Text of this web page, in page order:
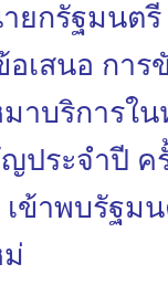
ยกรัฐมนตรี
เสนอ การ
าบริการใ
ระจำปี ค
ข้าพบรัฐมน